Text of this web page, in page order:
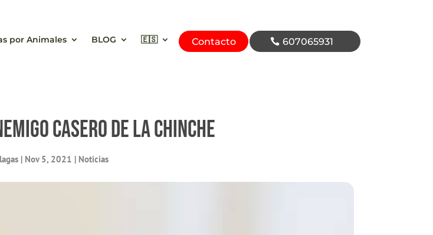
por Animales BLOG 🇪🇸 Contacto 607065931
casero de la chinche
| Nov 5, 2021 | Noticias